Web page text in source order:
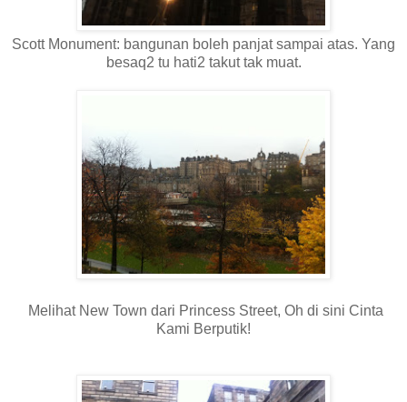
Scott Monument: bangunan boleh panjat sampai atas. Yang
besaq2 tu hati2 takut tak muat.
Melihat New Town dari Princess Street, Oh di sini Cinta
Kami Berputik!